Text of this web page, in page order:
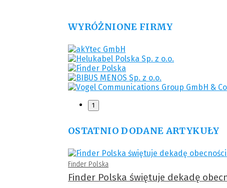
WYRÓŻNIONE FIRMY
1
OSTATNIO DODANE ARTYKUŁY
Finder Polska
Finder Polska świętuje dekadę